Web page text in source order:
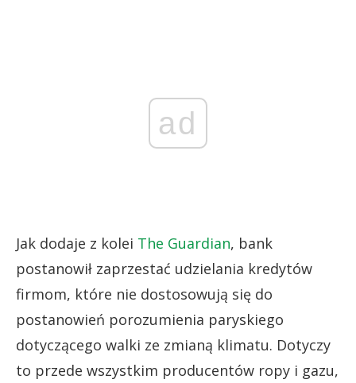
ad
Jak dodaje z kolei The Guardian, bank
postanowił zaprzestać udzielania kredytów
firmom, które nie dostosowują się do
postanowień porozumienia paryskiego
dotyczącego walki ze zmianą klimatu. Dotyczy
to przede wszystkim producentów ropy i gazu,